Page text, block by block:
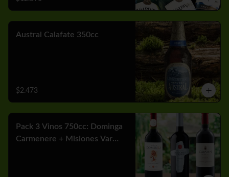
Austral Calafate 350cc
$2.473
Pack 3 Vinos 750cc: Dominga
Carmenere + Misiones Var